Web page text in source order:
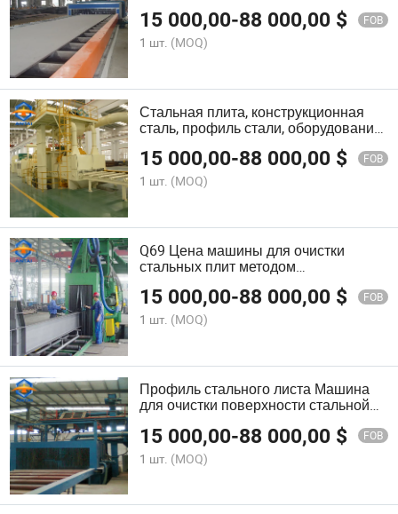
15 000,00-88 000,00 $ FOB
1 шт. (MOQ)
Стальная плита, конструкционная
сталь, профиль стали, оборудование
для обработки поверхности стали
15 000,00-88 000,00 $ FOB
1 шт. (MOQ)
Q69 Цена машины для очистки
стальных плит методом
15 000,00-88 000,00 $ FOB
1 шт. (MOQ)
Профиль стального листа Машина
для очистки поверхности стальной
15 000,00-88 000,00 $ FOB
1 шт. (MOQ)